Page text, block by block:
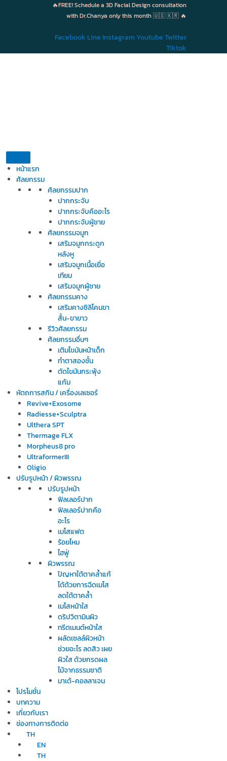
🔥FREE! Schedule a 3D Facial Design consultation
with Dr.Chanya only this month 🇺🇸 🇰🇷 🔥
Facebook Line Instagram Youtube Twitter
Tiktok
หน้าแรก
ศัลยกรรม
ศัลยกรรมปาก
ปากกระจับ
ปากกระจับคืออะไร
ปากกระจับผู้ชาย
ศัลยกรรมจมูก
เสริมจมูกกระดูก
หลังหู
เสริมจมูกเนื้อเยื่อ
เทียม
เสริมจมูกผู้ชาย
ศัลยกรรมคาง
เสริมคางซิลิโคนขา
สั้น-ขายาว
รีวิวศัลยกรรม
ศัลยกรรมอื่นๆ
เติมไขมันหน้าเด็ก
ทำตาสองชั้น
ตัดไขมันกระพุ้ง
แก้ม
หัตถการสกิน / เครื่องเลเซอร์
Revive+Exosome
Radiesse+Sculptra
Ulthera SPT
Thermage FLX
Morpheus8 pro
UltraformerIII
Oligio
ปรับรูปหน้า / ผิวพรรณ
ปรับรูปหน้า
ฟิลเลอร์ปาก
ฟิลเลอร์ปากคือ
อะไร
เมโสแฟต
ร้อยไหม
ไฮฟู่
ผิวพรรณ
ปัญหาใต้ตาคล้ำแก้
ได้ด้วยการฉีดเมโส
ลดใต้ตาคล้ำ
เมโสหน้าใส
ดริปวิตามินผิว
ทรีตเมนต์หน้าใส
ผลัดเซลล์ผิวหน้า
ช่วยอะไร ลดสิว เผย
ผิวใส ด้วยกรดผล
ไม้จากธรรมชาติ
มาเด้-คอลลาเจน
โปรโมชั่น
บทความ
เกี่ยวกับเรา
ช่องทางการติดต่อ
TH
EN
TH